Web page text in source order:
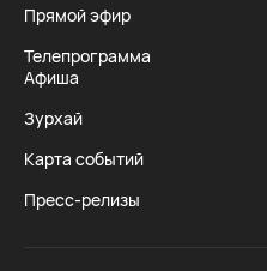
Прямой эфир
Телепрограмма
Афиша
Зурхай
Карта событий
Пресс-релизы